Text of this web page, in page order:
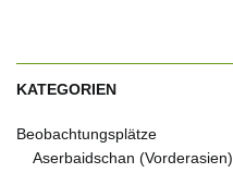
KATEGORIEN
Beobachtungsplätze
Aserbaidschan (Vorderasien)